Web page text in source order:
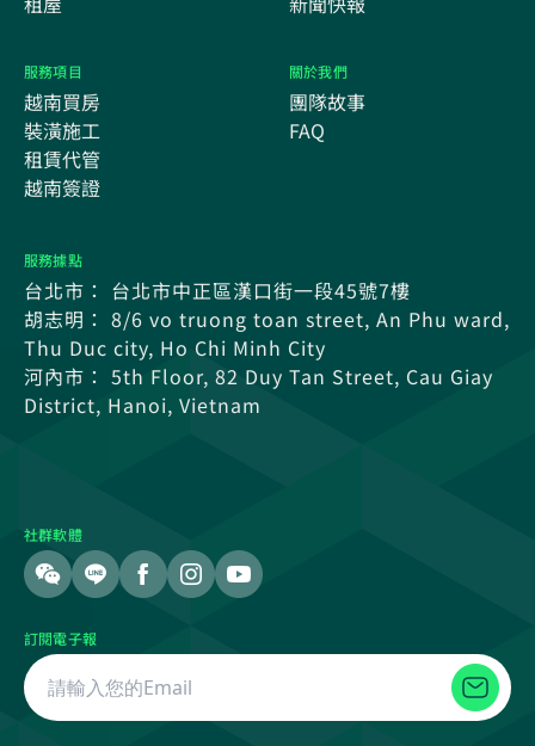
服務項目
越南買房
裝潢施工
租賃代管
越南簽證
關於我們
團隊故事
FAQ
服務據點
台北市： 台北市中正區漢口街一段45號7樓
胡志明： 8/6 vo truong toan street, An Phu ward,
Thu Duc city, Ho Chi Minh City
河內市： 5th Floor, 82 Duy Tan Street, Cau Giay
District, Hanoi, Vietnam
社群軟體
訂閱電子報